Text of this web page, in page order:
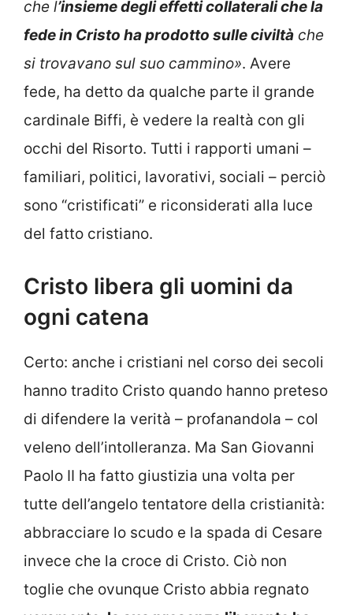
che l’insieme degli effetti collaterali che la
fede in Cristo ha prodotto sulle civiltà che
si trovavano sul suo cammino». Avere
fede, ha detto da qualche parte il grande
cardinale Biffi, è vedere la realtà con gli
occhi del Risorto. Tutti i rapporti umani –
familiari, politici, lavorativi, sociali – perciò
sono “cristificati” e riconsiderati alla luce
del fatto cristiano.
Cristo libera gli uomini da
ogni catena
Certo: anche i cristiani nel corso dei secoli
hanno tradito Cristo quando hanno preteso
di difendere la verità – profanandola – col
veleno dell’intolleranza. Ma San Giovanni
Paolo II ha fatto giustizia una volta per
tutte dell’angelo tentatore della cristianità:
abbracciare lo scudo e la spada di Cesare
invece che la croce di Cristo. Ciò non
toglie che ovunque Cristo abbia regnato